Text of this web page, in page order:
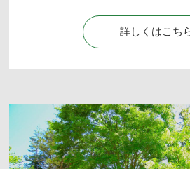
詳しくはこち